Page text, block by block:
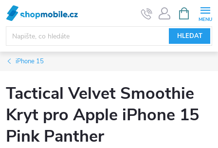
Přejít
na
obsah
HLEDAT
NÁKUPNÍ
KOŠÍK
iPhone 15
Tactical Velvet Smoothie
Kryt pro Apple iPhone 15
Pink Panther